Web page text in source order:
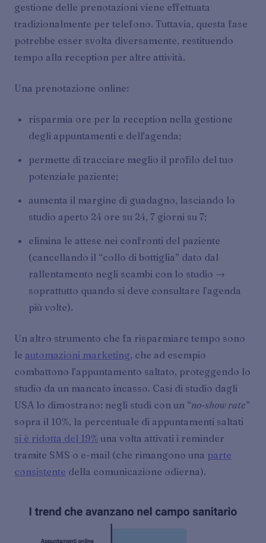
gestione delle prenotazioni viene effettuata
tradizionalmente per telefono. Tuttavia, questa fase
potrebbe esser svolta diversamente, restituendo
tempo alla reception per altre attività.
Una prenotazione online:
risparmia ore per la reception nella gestione
degli appuntamenti e dell’agenda;
permette di tracciare meglio il profilo del tuo
potenziale paziente;
aumenta il margine di guadagno, lasciando lo
studio aperto 24 ore su 24, 7 giorni su 7;
elimina le attese nei confronti del paziente
(cancellando il “collo di bottiglia” dato dal
rallentamento negli scambi con lo studio →
soprattutto quando si deve consultare l’agenda
più volte).
Un altro strumento che fa risparmiare tempo sono
le automazioni marketing, che ad esempio
combattono l’appuntamento saltato, proteggendo lo
studio da un mancato incasso. Casi di studio dagli
USA lo dimostrano: negli studi con un “no-show rate”
sopra il 10%, la percentuale di appuntamenti saltati
si è ridotta del 19% una volta attivati i reminder
tramite SMS o e-mail (che rimangono una parte
consistente della comunicazione odierna).